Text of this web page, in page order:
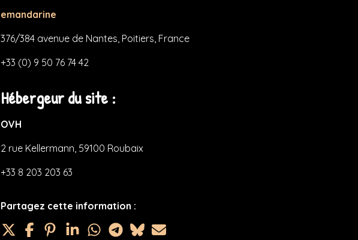
emandarine
376/384 avenue de Nantes, Poitiers, France
+33 (0) 9 50 76 74 42
Hébergeur du site :
OVH
2 rue Kellermann, 59100 Roubaix
+33 8 203 203 63
Partagez cette information :